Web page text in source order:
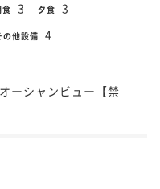
食 3 夕食 3
の他設備 4
ーシャンビュー【禁